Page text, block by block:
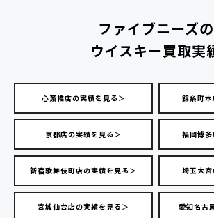
ファイブニーズの
ウイスキー買取実
心斎橋店の実績を見る＞ 錦糸町
京都店の実績を見る＞ 福岡博
新宿歌舞伎町店の実績を見る＞ 埼玉大
宮城仙台店の実績を見る＞ 愛知名古